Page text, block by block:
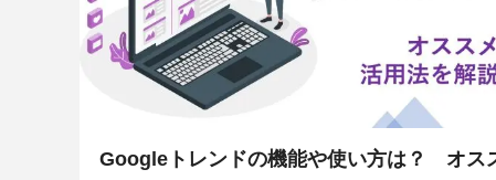
Googleトレンドの機能や使い方は？ オス